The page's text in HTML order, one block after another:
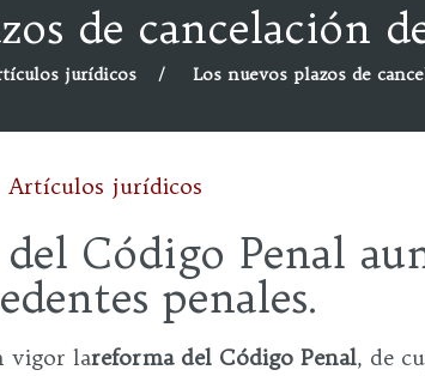
de cancelación
jurídicos Los nuevos plazos de
Artículos jurídicos
Código Penal
penales.
vigor lareforma del Código Penal, de